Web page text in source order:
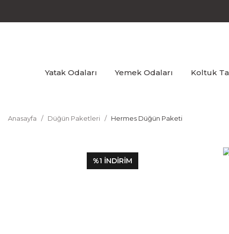
Yatak Odaları Yemek Odaları Koltuk
Anasayfa Düğün Paketleri Hermes Düğün Paketi
%1 İNDİRİM